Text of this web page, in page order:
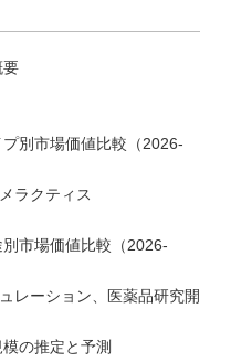
要
別市場価値比較（2026-
ラクティス
市場価値比較（2026-
レーション、医薬品研究開
の推定と予測